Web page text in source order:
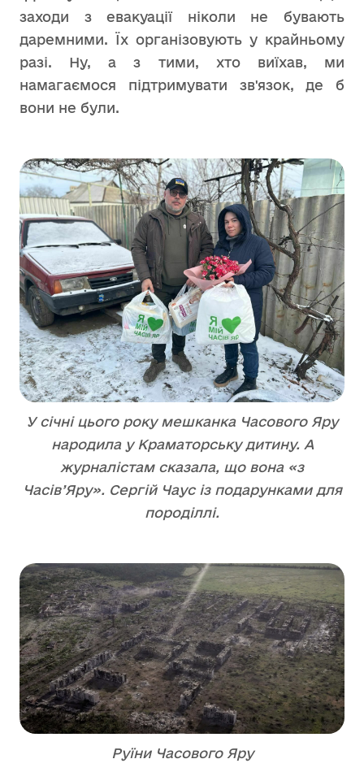
заходи з евакуації ніколи не бувають
даремними. Їх організовують у крайньому
разі. Ну, а з тими, хто виїхав, ми
намагаємося підтримувати зв'язок, де б
вони не були.
У січні цього року мешканка Часового Яру
народила у Краматорську дитину. А
журналістам сказала, що вона «з
Часів’Яру». Сергій Чаус із подарунками для
породіллі.
Руїни Часового Яру